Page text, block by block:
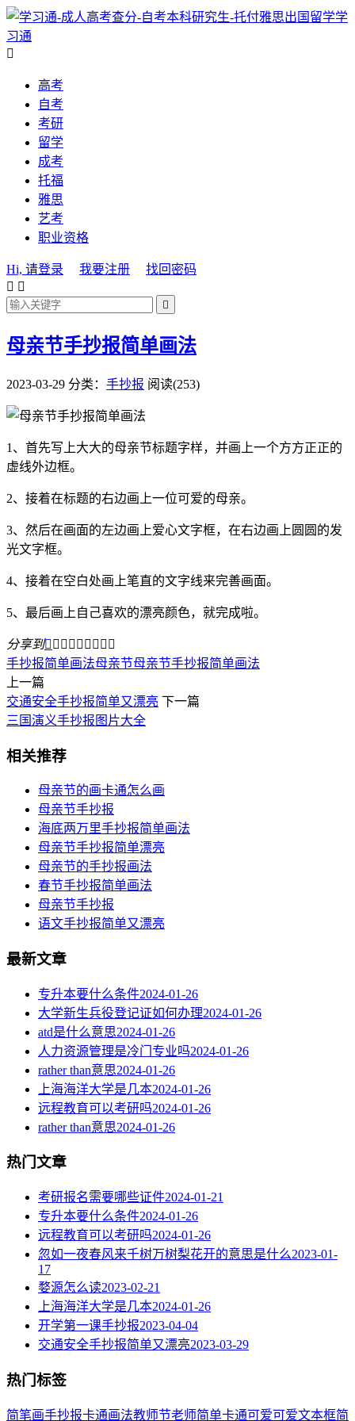
学
习通

高考
自考
考研
留学
成考
托福
雅思
艺考
职业资格
Hi, 请登录 我要注册
找回密码
 

​母亲节手抄报简单画法
2023-03-29 分类： 手抄报 阅读(253)
1、首先写上大大的母亲节标题字样，并画上一个方方正正的
虚线外边框。
2、接着在标题的右边画上一位可爱的母亲。
3、然后在画面的左边画上爱心文字框，在右边画上圆圆的发
光文字框。
4、接着在空白处画上笔直的文字线来完善画面。
5、最后画上自己喜欢的漂亮颜色，就完成啦。
分享到        
手抄报简单画法母亲节​母亲节手抄报简单画法​
上一篇
交通安全手抄报简单又漂亮 下一篇
三国演义手抄报图片大全
相关推荐
母亲节的画卡通怎么画
母亲节手抄报
海底两万里手抄报简单画法
​母亲节手抄报简单漂亮
母亲节的手抄报画法
春节手抄报简单画法
母亲节手抄报
语文手抄报简单又漂亮
最新文章
专升本要什么条件2024-01-26
大学新生兵役登记证如何办理2024-01-26
atd是什么意思2024-01-26
人力资源管理是冷门专业吗2024-01-26
rather than意思2024-01-26
上海海洋大学是几本2024-01-26
远程教育可以考研吗2024-01-26
rather than意思2024-01-26
热门文章
考研报名需要哪些证件2024-01-21
专升本要什么条件2024-01-26
远程教育可以考研吗2024-01-26
忽如一夜春风来千树万树梨花开的意思是什么2023-01-
17
婺源怎么读2023-02-21
上海海洋大学是几本2024-01-26
开学第一课手抄报2023-04-04
交通安全手抄报简单又漂亮2023-03-29
热门标签
简笔画手抄报卡通画法教师节老师简单卡通可爱可爱文本框简